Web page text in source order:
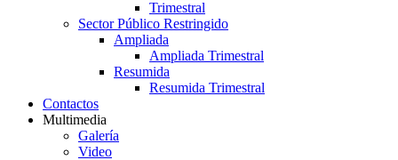
Trimestral
Sector Público Restringido
Ampliada
Ampliada Trimestral
Resumida
Resumida Trimestral
Contactos
Multimedia
Galería
Video